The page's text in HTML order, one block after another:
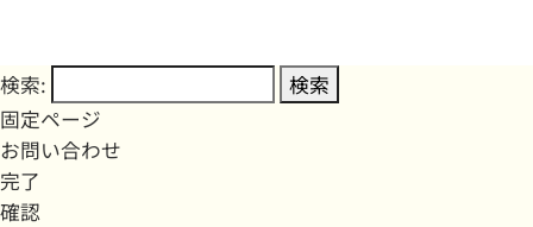
検索:
固定ページ
お問い合わせ
完了
確認